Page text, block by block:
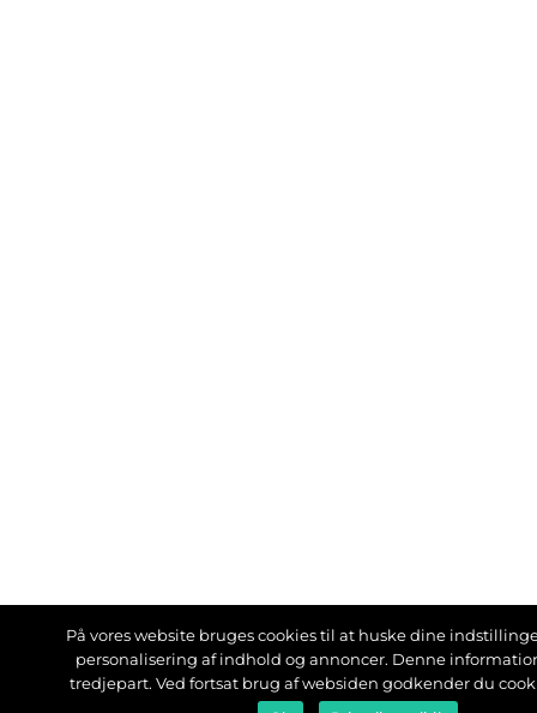
På vores website bruges cookies til at huske dine
personalisering af indhold og annoncer. Denne
tredjepart. Ved fortsat brug af websiden godkender du